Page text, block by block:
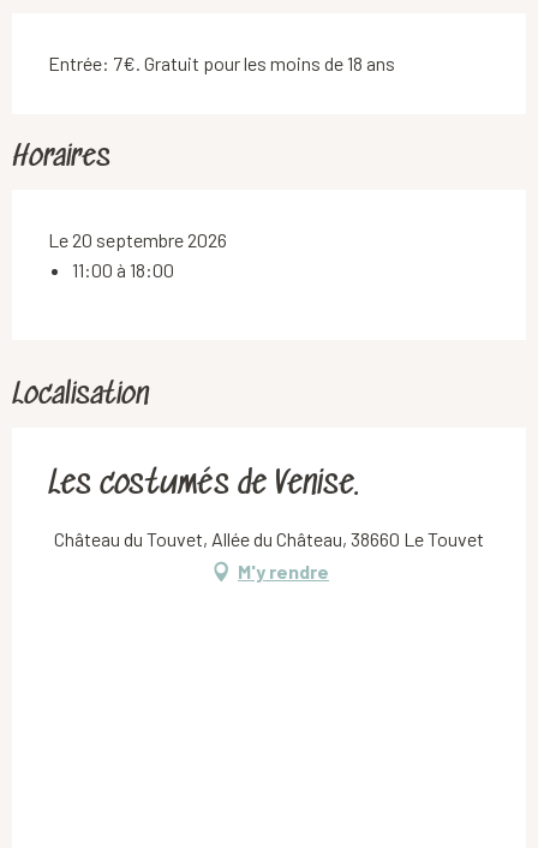
Entrée: 7€. Gratuit pour les moins de 18 ans
Horaires
Le 20 septembre 2026
11:00 à 18:00
Localisation
Les costumés de Venise.
Château du Touvet, Allée du Château, 38660 Le Touvet
M'y rendre